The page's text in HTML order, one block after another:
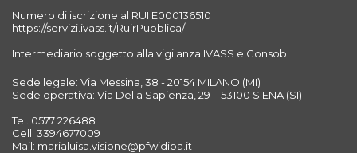
Numero di iscrizione al RUI E000136510
https://servizi.ivass.it/RuirPubblica/
Intermediario soggetto alla vigilanza IVASS e Consob
Sede legale: Via Messina, 38 - 20154 MILANO (MI)
Sede operativa: Via Della Sapienza, 29 – 53100 SIENA (SI)
Tel. 0577 226488
Cell. 3394677009
Mail: marialuisa.visione@pfwidiba.it